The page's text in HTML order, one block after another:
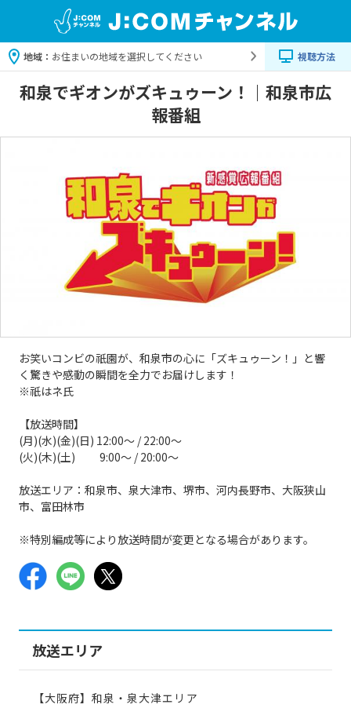
地域： お住まいの地域を選択してください 視聴方法
和泉でギオンがズキュゥーン！｜和泉市広
報番組
お笑いコンビの祇園が、和泉市の心に「ズキュゥーン！」と響
く驚きや感動の瞬間を全力でお届けします！
※祇はネ氏
【放送時間】
(月)(水)(金)(日) 12:00～ / 22:00～
(火)(木)(土) 9:00～ / 20:00～
放送エリア：和泉市、泉大津市、堺市、河内長野市、大阪狭山
市、富田林市
※特別編成等により放送時間が変更となる場合があります。
放送エリア
【大阪府】和泉・泉大津エリア